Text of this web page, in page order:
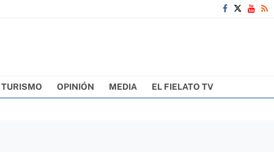
TURISMO OPINIÓN MEDIA EL FIELATO TV